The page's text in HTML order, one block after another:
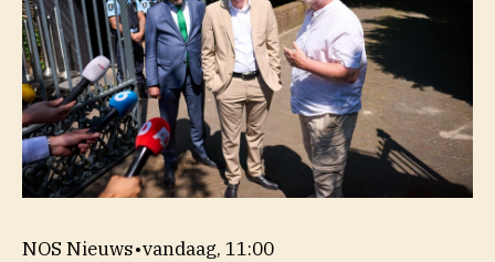
NOS Nieuws•vandaag, 11:00